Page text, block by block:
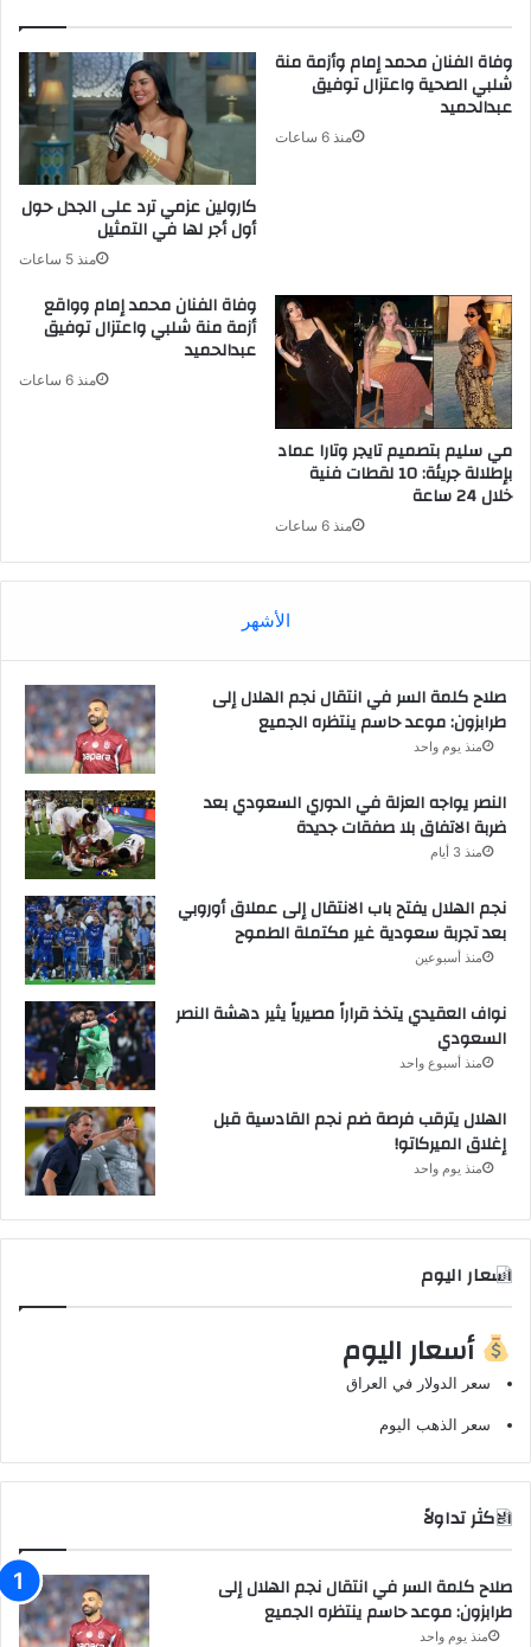
كارولين عزمي ترد على الجدل حول
أول أجر لها في التمثيل
منذ 5 ساعات
وفاة الفنان محمد إمام وأزمة منة
شلبي الصحية واعتزال توفيق
عبدالحميد
منذ 6 ساعات
وفاة الفنان محمد إمام وواقع
أزمة منة شلبي واعتزال توفيق
عبدالحميد
منذ 6 ساعات
مي سليم بتصميم تايجر وتارا عماد
بإطلالة جريئة: 10 لقطات فنية
خلال 24 ساعة
منذ 6 ساعات
الأشهر
صلاح كلمة السر في انتقال نجم الهلال إلى
طرابزون: موعد حاسم ينتظره الجميع
منذ يوم واحد
النصر يواجه العزلة في الدوري السعودي بعد
ضربة الاتفاق بلا صفقات جديدة
منذ 3 أيام
نجم الهلال يفتح باب الانتقال إلى عملاق أوروبي
بعد تجربة سعودية غير مكتملة الطموح
منذ أسبوعين
نواف العقيدي يتخذ قراراً مصيرياً يثير دهشة النصر
السعودي
منذ أسبوع واحد
الهلال يترقب فرصة ضم نجم القادسية قبل
إغلاق الميركاتو!
منذ يوم واحد
اسعار اليوم
أسعار اليوم
سعر الدولار في العراق
سعر الذهب اليوم
الاكثر تداولاً
صلاح كلمة السر في انتقال نجم الهلال إلى
طرابزون: موعد حاسم ينتظره الجميع
منذ يوم واحد